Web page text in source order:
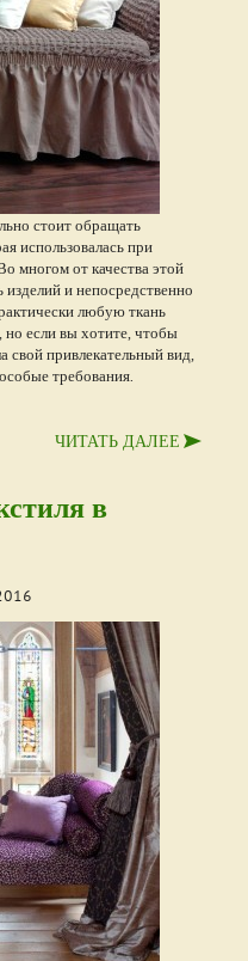
стоит обращать
использовалась при
многом от качества этой
изделий и непосредственно
любую ткань
если вы хотите, чтобы
свой привлекательный вид,
требования.
ЧИТАТЬ ДАЛЕЕ
в